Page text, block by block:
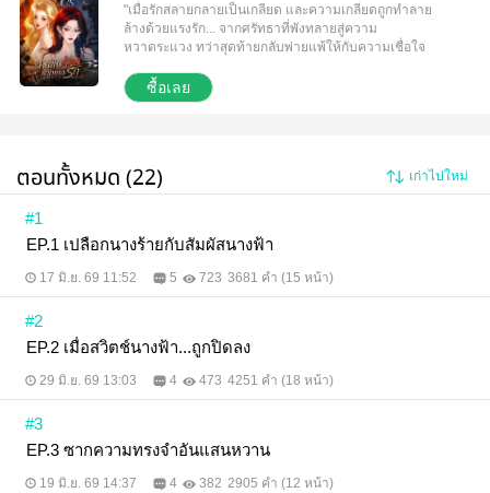
"เมื่อรักสลายกลายเป็นเกลียด และความเกลียดถูกทำลาย
ล้างด้วยแรงรัก... จากศรัทธาที่พังทลายสู่ความ
หวาดระแวง ทว่าสุดท้ายกลับพ่ายแพ้ให้กับความเชื่อใจ
ไหว... ให้เธอผู้เดียวได้ครอบครอง" จาก ‘คู่จิ้นนางงาม’ ที่
เคยสร้างปรากฏการณ์สะเทือนทั้งประเทศ สู่ความ
นางงามสู่ปัจจุบัน คนหนึ่งคือนางเอกดังรูปลักษณ์นางฟ้า
งดงามดุจลูกรักพระเจ้า เจ้าของใบหน้าสวยหวานแสนดี
ขวางโลก เจ้าของใบหน้าสวยคมแต่ปากร้าย ผู้จมปลักอยู่
กับบาดแผลของการถูกหักหลังและฝังกลบความผูกพันที่
เกือบจะกลายเป็นความรัก... ให้ตายจากไป "แอคชั่น!"
เบื้องหน้า... พวกเธอคือคนรักที่พร้อมจะมอบรอยยิ้มและ
ลึกถึงกระดูก ทว่ายิ่งพยายามสร้างกำแพงผลักไสมากเท่า
ต้านทาน เกิดอะไรขึ้นกันแน่ในคืนตัดสินที่เปลี่ยนทุก
อย่างให้กลับตาลปัตร? จุดจบของความสัมพันธ์ที่บิด
กันแน่ที่จะต้องคุกเข่าให้กับหัวใจตัวเองก่อน!
ซื้อเลย
ตอนทั้งหมด (22) เก่าไปใหม่
#1
EP.1 เปลือกนางร้ายกับสัมผัสนางฟ้า
17 มิ.ย. 69 11:52 5 723 3681 คำ (15 หน้า)
#2
EP.2 เมื่อสวิตช์นางฟ้า...ถูกปิดลง
29 มิ.ย. 69 13:03 4 473 4251 คำ (18 หน้า)
#3
EP.3 ซากความทรงจำอันแสนหวาน
19 มิ.ย. 69 14:37 4 382 2905 คำ (12 หน้า)